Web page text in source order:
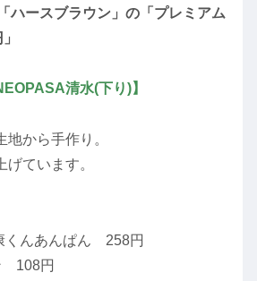
ハースブラウン」の「プレミアム
清水(下り)】
から手作り。
げています。
くんあんぱん 258円
108円